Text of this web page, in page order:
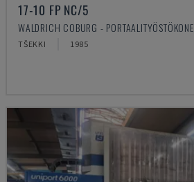
17-10 FP NC/5
WALDRICH COBURG - PORTAALITYÖSTÖKONE
TŠEKKI 1985